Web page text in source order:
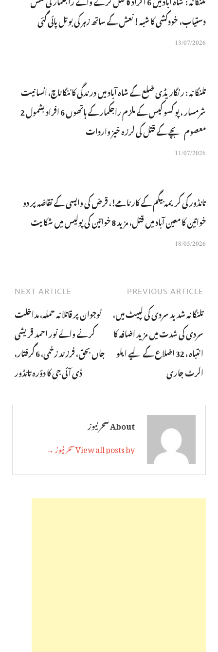
دستیاب، خودکشی کا شبہ ! نعش کے ساتھ زہر کی بوتل پائی گئی
13/07/2026
تلنگانہ : رنگاریڈی ضلع کے شاہ آباد میں درندگی کا ننگا ناچ، انسانیت
شرمسار ، پو کسو کیس کے ملزم راجکمار کے ہاتھوں 6 افراد بشمول 2
معصوم بچے کے قتل کی لرزہ خیز واردات
11/07/2026
تانڈور کی کریمہ بیگم کے کارنامے!، قرض کی واپسی کے تقاضہ پر دو
خواتین کا معین آباد میں قتل، مزید 8 خواتین کی پولیس میں شکایت
18/05/2026
PREVIOUS ARTICLE
تلنگانہ شدید سردی کی لپیٹ میں،
سردی کی شدت میں مزید اضافہ کا
انتباہ ، 32 اضلاع کے لیے ایلو
الرٹ جاری
NEXT ARTICLE
نوجوان پر قاتلانہ حملہ، مداخلت
کرنے والے نور احمد قریشی
جاں بحق، فرزند زخمی، 6 گرفتار،
ڈی آئی جی کا دؤرہ تانڈور
About سحر نیوز
View all posts by سحر نیوز →